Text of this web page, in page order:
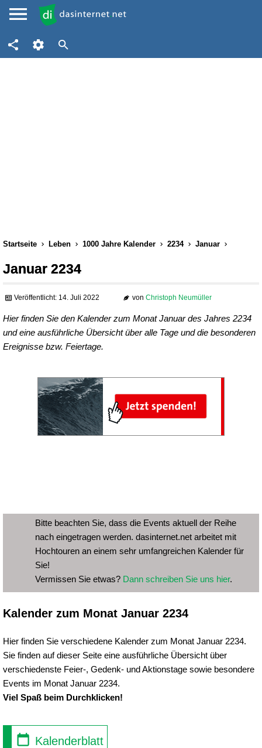
Startseite Leben 1000 Jahre Kalender 2234 Januar
Januar 2234
Veröffentlicht: 14. Juli 2022 von Christoph Neumüller
Hier finden Sie den Kalender zum Monat Januar des Jahres 2234
und eine ausführliche Übersicht über alle Tage und die besonderen
Ereignisse bzw. Feiertage.
Bitte beachten Sie, dass die Events aktuell der Reihe
nach eingetragen werden. dasinternet.net arbeitet mit
Hochtouren an einem sehr umfangreichen Kalender für
Sie!
Vermissen Sie etwas? Dann schreiben Sie uns hier.
Kalender zum Monat Januar 2234
Hier finden Sie verschiedene Kalender zum Monat Januar 2234.
Sie finden auf dieser Seite eine ausführliche Übersicht über
verschiedenste Feier-, Gedenk- und Aktionstage sowie besondere
Events im Monat Januar 2234.
Viel Spaß beim Durchklicken!
Kalenderblatt